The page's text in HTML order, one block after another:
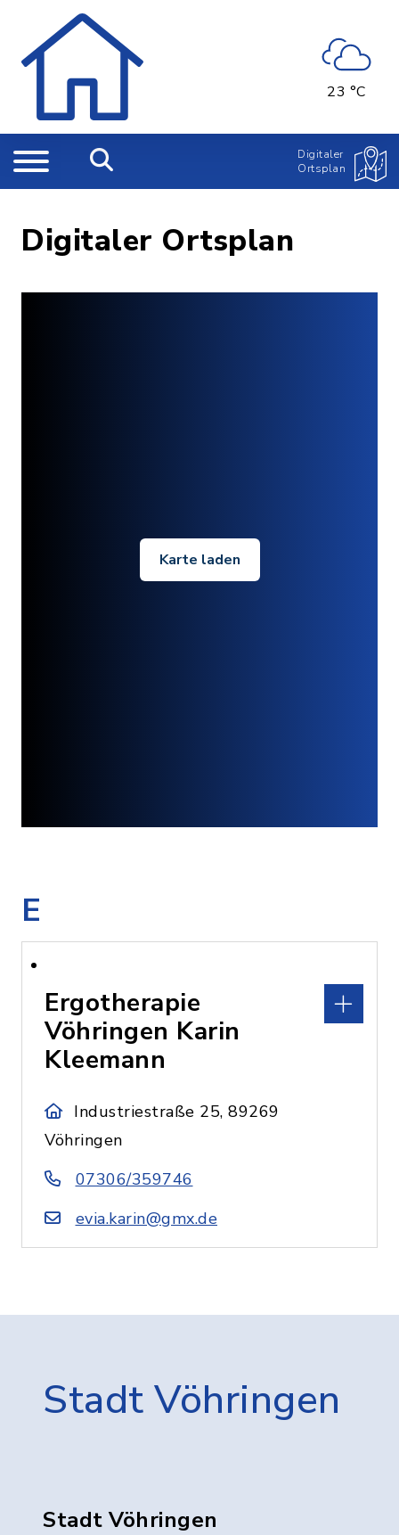
23 °C
Digitaler
Ortsplan
Digitaler Ortsplan
Karte laden
E
Ergotherapie
Vöhringen Karin
Kleemann
Industriestraße 25, 89269
Vöhringen
07306/359746
evia.karin@gmx.de
Stadt Vöhringen
Stadt Vöhringen